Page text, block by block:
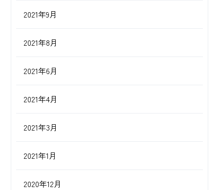
2021年9月
2021年8月
2021年6月
2021年4月
2021年3月
2021年1月
2020年12月